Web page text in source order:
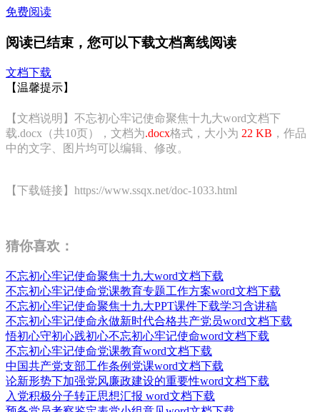
免费阅读
阅读已结束，您可以下载文档离线阅读
文档下载
【温馨提示】
【文档说明】不忘初心牢记使命聚焦十九大word文档下
载.docx（共10页），文档为.docx格式，大小为 22 KB ，作品
中的文字、图片均可以编辑、修改。
【下载链接】https://www.ssqx.net/doc-1033.html
猜你喜欢：
不忘初心牢记使命聚焦十九大word文档下载
不忘初心牢记使命党课教育专题工作方案word文档下载
不忘初心牢记使命聚焦十九大PPT课件下载学习含讲稿
不忘初心牢记使命永做新时代合格共产党员word文档下载
悟初心守初心践初心不忘初心牢记使命word文档下载
不忘初心牢记使命党课教育word文档下载
中国共产党支部工作条例党课word文档下载
论新形势下加强党风廉政建设的重要性word文档下载
入党积极分子转正思想汇报 word文档下载